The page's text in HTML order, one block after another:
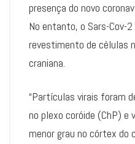
presença do novo
No entanto, o Sars-Cov-
revestimento de células
craniana.
“Partículas virais foram
no plexo coróide (ChP)
menor grau no córtex do